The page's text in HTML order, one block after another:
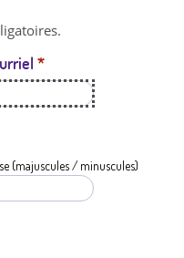
*
(majuscules / minuscules)